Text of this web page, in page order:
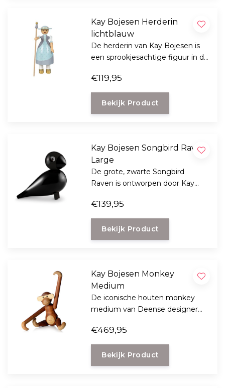
Kay Bojesen Herderin
lichtblauw
De herderin van Kay Bojesen is
een sprookjesachtige figuur in de
het sprookje van Hans Christian
Andersen.
€119,95
Bekijk Product
Kay Bojesen Songbird Raven
Large
De grote, zwarte Songbird
Raven is ontworpen door Kay
geproduceerd in FSC-
gecertificeerd, geverfd
beukenhout.
€139,95
Bekijk Product
Kay Bojesen Monkey
Medium
De iconische houten monkey
medium van Deense designer
Scandinavisch design klassieker
voor jong en oud.
€469,95
Bekijk Product